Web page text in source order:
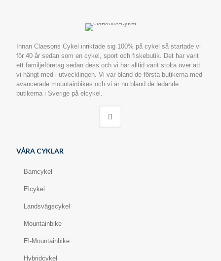
Innan Claesons Cykel inriktade sig 100% på cykel så startade vi
för 40 år sedan som en cykel, sport och fiskebutik. Det har varit
ett familjeföretag sedan dess och vi har alltid varit stolta över att
vi hängt med i utvecklingen. Vi var bland de första butikerna med
avancerade mountainbikes och vi är nu bland de ledande
butikerna i Sverige på elcykel.
VÅRA CYKLAR
Barncykel
Elcykel
Landsvägscykel
Mountainbike
El-Mountainbike
Hybridcykel